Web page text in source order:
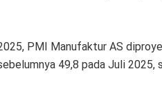
PMI Manufaktur AS
49,8 pada Juli 2025,